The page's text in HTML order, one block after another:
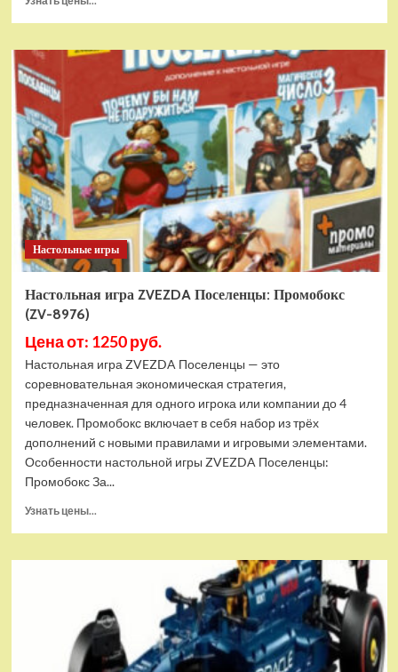
Настольная
Funkoverse
Jaws
100
Expandalone
(46069)
Настольные игры
Настольная игра ZVEZDA Поселенцы: Промобокс
(ZV-8976)
Цена от: 1250 руб.
Настольная игра ZVEZDA Поселенцы — это
соревновательная экономическая стратегия,
предназначенная для одного игрока или компании до 4
человек. Промобокс включает в себя набор из трёх
дополнений с новыми правилами и игровыми элементами.
Особенности настольной игры ZVEZDA Поселенцы:
Промобокс За...
Узнать цены...
Настольная
Поселенцы:
Промобокс
8976)